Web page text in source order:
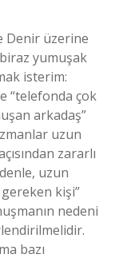
Denir üzerine
yumuşak
isterim:
“telefonda çok
arkadaş”
uzun
zararlı
uzun
kişi”
nedeni
bazı